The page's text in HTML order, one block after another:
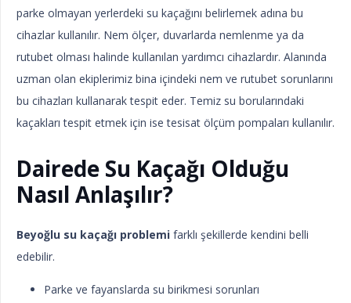
parke olmayan yerlerdeki su kaçağını belirlemek adına bu
cihazlar kullanılır. Nem ölçer, duvarlarda nemlenme ya da
rutubet olması halinde kullanılan yardımcı cihazlardır. Alanında
uzman olan ekiplerimiz bina içindeki nem ve rutubet sorunlarını
bu cihazları kullanarak tespit eder. Temiz su borularındaki
kaçakları tespit etmek için ise tesisat ölçüm pompaları kullanılır.
Dairede Su Kaçağı Olduğu
Nasıl Anlaşılır?
Beyoğlu su kaçağı problemi farklı şekillerde kendini belli
edebilir.
Parke ve fayanslarda su birikmesi sorunları